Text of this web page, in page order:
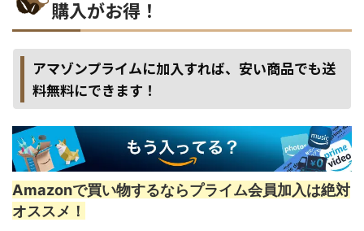
購入がお得！
アマゾンプライムに加入すれば、安い商品でも送
料無料にできます！
Amazonで買い物するならプライム会員加入は絶対
オススメ！